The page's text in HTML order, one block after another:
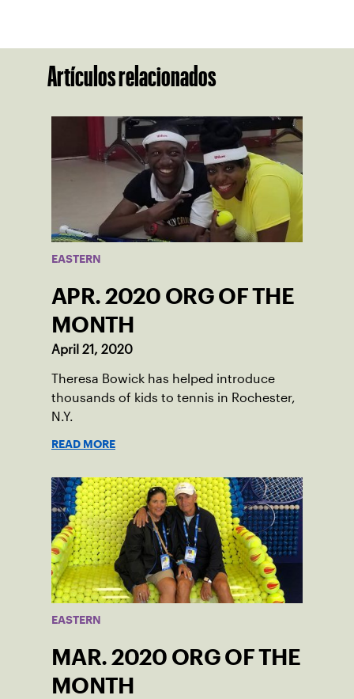
Artículos relacionados
EASTERN
APR. 2020 ORG OF THE
MONTH
April 21, 2020
Theresa Bowick has helped introduce
thousands of kids to tennis in Rochester,
N.Y.
READ MORE
EASTERN
MAR. 2020 ORG OF THE
MONTH